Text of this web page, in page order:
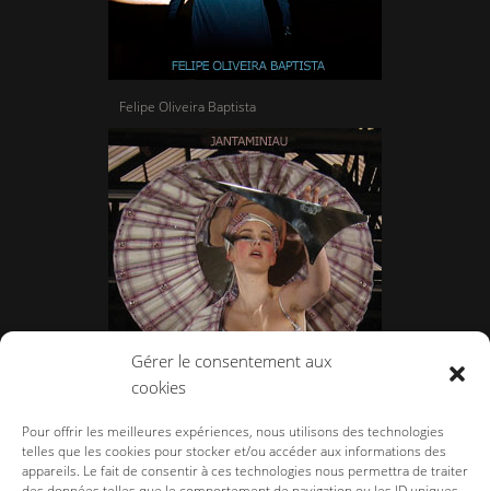
Gérer le consentement aux
cookies
Pour offrir les meilleures expériences, nous utilisons des technologies
telles que les cookies pour stocker et/ou accéder aux informations des
appareils. Le fait de consentir à ces technologies nous permettra de traiter
Felipe Oliveira Baptista
Jantaminiau:Un secret d’horlogers